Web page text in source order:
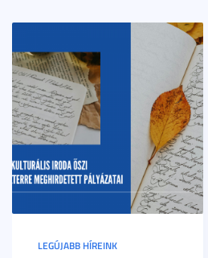
LEGÚJABB HÍREINK